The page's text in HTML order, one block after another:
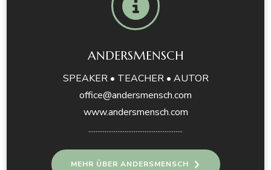
ANDERSMENSCH
SPEAKER • TEACHER • AUTOR
office@andersmensch.com
www.andersmensch.com
....................................................
MEHR ÜBER ANDERSMENSCH